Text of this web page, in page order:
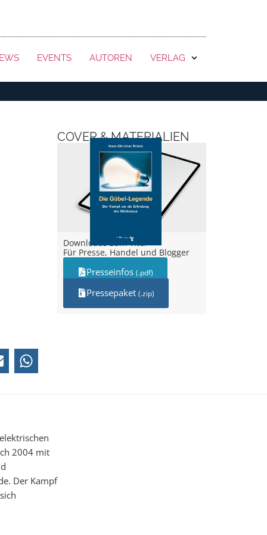
EVENTS AUTOREN VERLAG
COVER & MATERIALIEN
Downloads zum Titel –
Für Presse, Handel und Blogger
Presseinfos (.pdf)
Pressepaket (.zip)
2004 mit
Der Kampf